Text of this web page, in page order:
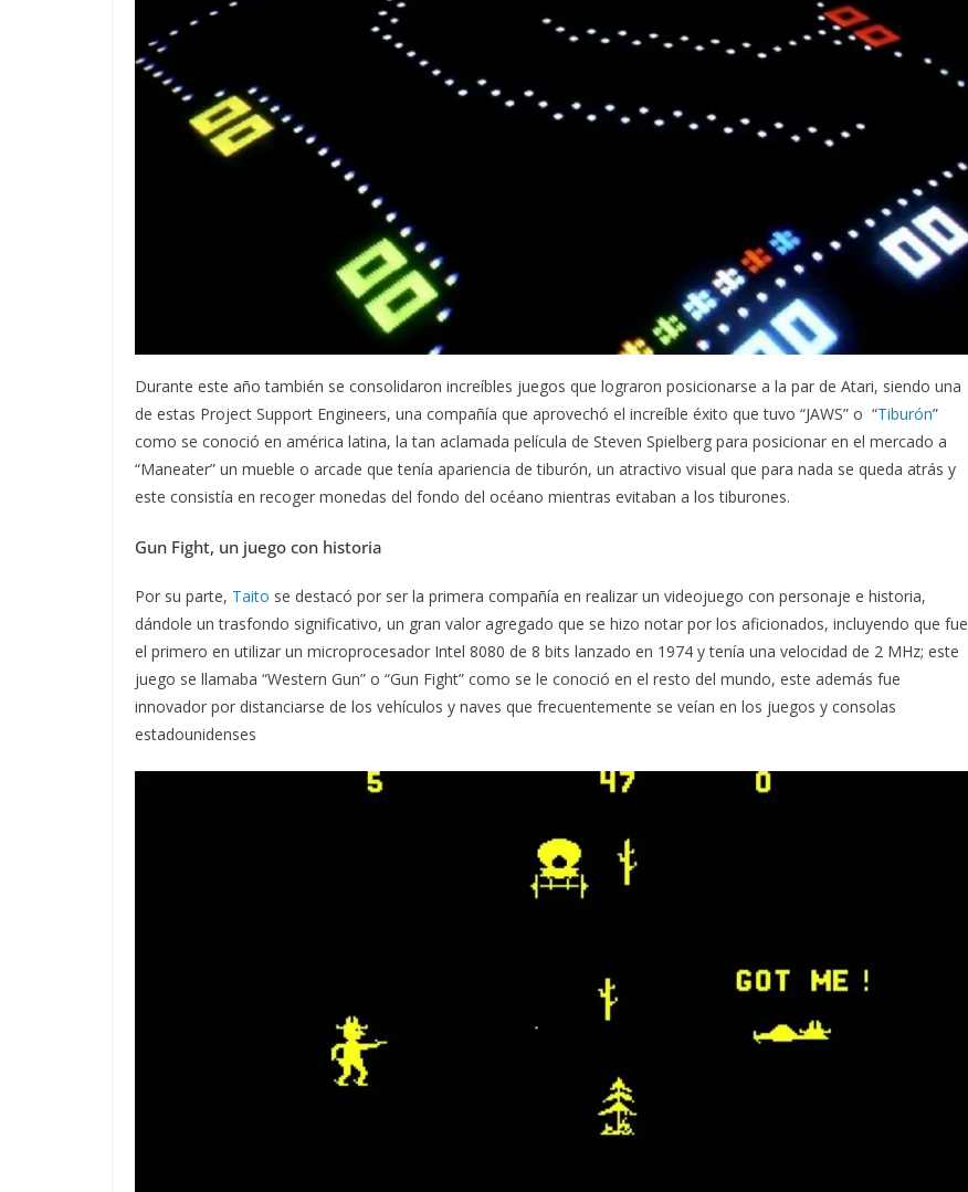
Durante este año también se consolidaron increíbles juegos que lograron posicionarse a la par de Atari, siendo una
de estas Project Support Engineers, una compañía que aprovechó el increíble éxito que tuvo “JAWS” o “Tiburón”
como se conoció en américa latina, la tan aclamada película de Steven Spielberg para posicionar en el mercado a
“Maneater” un mueble o arcade que tenía apariencia de tiburón, un atractivo visual que para nada se queda atrás y
este consistía en recoger monedas del fondo del océano mientras evitaban a los tiburones.
Gun Fight, un juego con historia
Por su parte, Taito se destacó por ser la primera compañía en realizar un videojuego con personaje e historia,
dándole un trasfondo significativo, un gran valor agregado que se hizo notar por los aficionados, incluyendo que fue
el primero en utilizar un microprocesador Intel 8080 de 8 bits lanzado en 1974 y tenía una velocidad de 2 MHz; este
juego se llamaba “Western Gun” o “Gun Fight” como se le conoció en el resto del mundo, este además fue
innovador por distanciarse de los vehículos y naves que frecuentemente se veían en los juegos y consolas
estadounidenses